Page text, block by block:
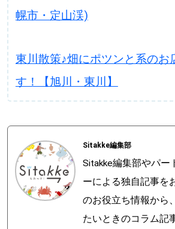
幌市・定山渓)
東川散策♪畑にポツンと系のお
す！【旭川・東川】
Sitakke編集部
Sitakke編集部やパー
ーによる独自記事を
のお役立ち情報から
たいときのコラム記